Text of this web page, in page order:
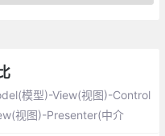
模型)-View(视图)-Control
视图)-Presenter(中介